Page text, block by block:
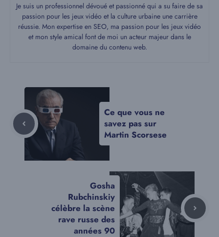
Je suis un professionnel dévoué et passionné qui a su faire de sa
passion pour les jeux vidéo et la culture urbaine une carrière
réussie. Mon expertise en SEO, ma passion pour les jeux vidéo
et mon style amical font de moi un acteur majeur dans le
domaine du contenu web.
Ce que vous ne
savez pas sur
Martin Scorsese
Gosha
Rubchinskiy
célèbre la scène
rave russe des
années 90